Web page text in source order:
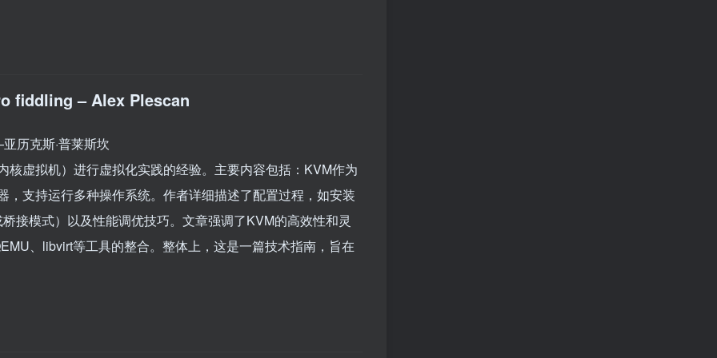
fiddling – Alex Plescan
历克斯·普莱斯坎
虚拟机）进行虚拟化实践的经验。主要内容包括：KVM作为
支持运行多种操作系统。作者详细描述了配置过程，如安装
接模式）以及性能调优技巧。文章强调了KVM的高效性和灵
、libvirt等工具的整合。整体上，这是一篇技术指南，旨在